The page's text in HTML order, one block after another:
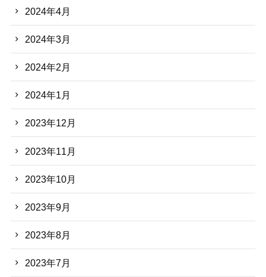
2024年4月
2024年3月
2024年2月
2024年1月
2023年12月
2023年11月
2023年10月
2023年9月
2023年8月
2023年7月